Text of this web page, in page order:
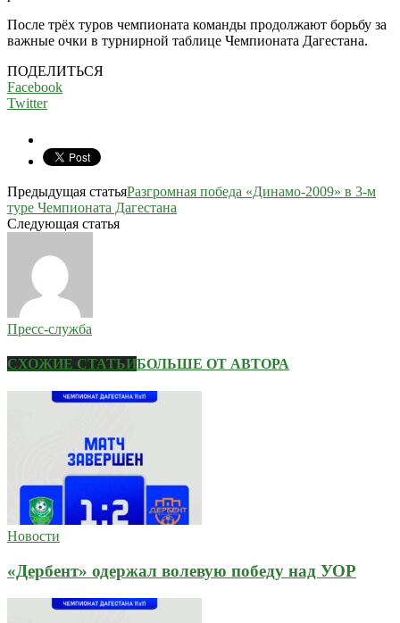
После трёх туров чемпионата команды продолжают борьбу за
важные очки в турнирной таблице Чемпионата Дагестана.
ПОДЕЛИТЬСЯ
Facebook
Twitter
Предыдущая статьяРазгромная победа «Динамо-2009» в 3-м
туре Чемпионата Дагестана
Следующая статья
Пресс-служба
СХОЖИЕ СТАТЬИБОЛЬШЕ ОТ АВТОРА
Новости
«Дербент» одержал волевую победу над УОР